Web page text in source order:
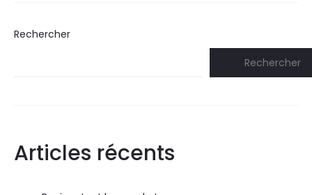
Rechercher
Rechercher
Articles récents